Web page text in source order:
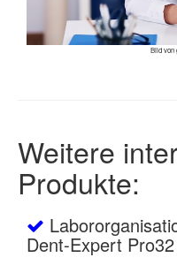
Bild von
Weitere
Produkte:
Dent-Expert Pro32